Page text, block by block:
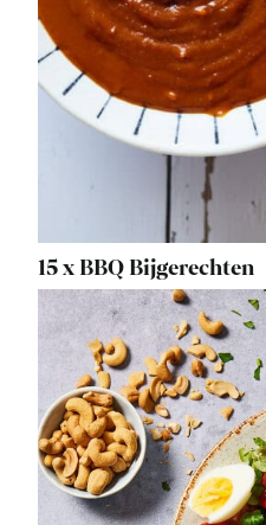
15 x BBQ Bijgerechten